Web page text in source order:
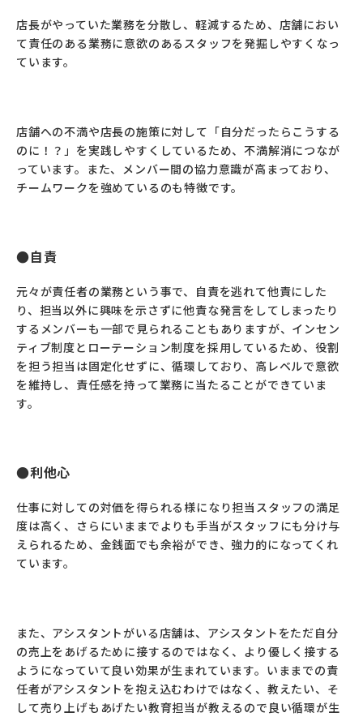
店長がやっていた業務を分散し、軽減するため、店舗におい
て責任のある業務に意欲のあるスタッフを発掘しやすくなっ
ています。
店舗への不満や店長の施策に対して「自分だったらこうする
のに！？」を実践しやすくしているため、不満解消につなが
っています。また、メンバー間の協力意識が高まっており、
チームワークを強めているのも特徴です。
自責
元々が責任者の業務という事で、自責を逃れて他責にした
り、担当以外に興味を示さずに他責な発言をしてしまったり
するメンバーも一部で見られることもありますが、インセン
ティブ制度とローテーション制度を採用しているため、役割
を担う担当は固定化せずに、循環しており、高レベルで意欲
を維持し、責任感を持って業務に当たることができていま
す。
利他心
仕事に対しての対価を得られる様になり担当スタッフの満足
度は高く、さらにいままでよりも手当がスタッフにも分け与
えられるため、金銭面でも余裕ができ、強力的になってくれ
ています。
また、アシスタントがいる店舗は、アシスタントをただ自分
の売上をあげるために接するのではなく、より優しく接する
ようになっていて良い効果が生まれています。いままでの責
任者がアシスタントを抱え込むわけではなく、教えたい、そ
して売り上げもあげたい教育担当が教えるので良い循環が生